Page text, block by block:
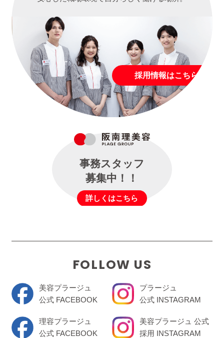
採用情報はこちら
事務スタッフ
募集中！！
詳しくはこちら
FOLLOW US
美容プラージュ
公式 FACEBOOK
理容プラージュ
公式 FACEBOOK
プラージュ
公式 INSTAGRAM
美容プラージュ 公式
採用 INSTAGRAM